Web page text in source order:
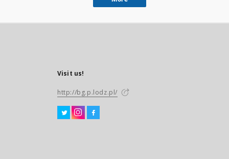
Visit us!
http://bg.p.lodz.pl/